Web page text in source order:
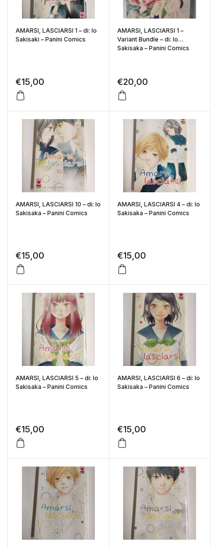
AMARSI, LASCIARSI 1 – di: Io
Sakisaki – Panini Comics
€15,00
AMARSI, LASCIARSI 1 –
Variant Bundle – di: Io
Sakisaka – Panini Comics
€20,00
AMARSI, LASCIARSI 10 – di: Io
Sakisaka – Panini Comics
€15,00
AMARSI, LASCIARSI 4 – di: Io
Sakisaka – Panini Comics
€15,00
AMARSI, LASCIARSI 5 – di: Io
Sakisaka – Panini Comics
€15,00
AMARSI, LASCIARSI 6 – di: Io
Sakisaka – Panini Comics
€15,00